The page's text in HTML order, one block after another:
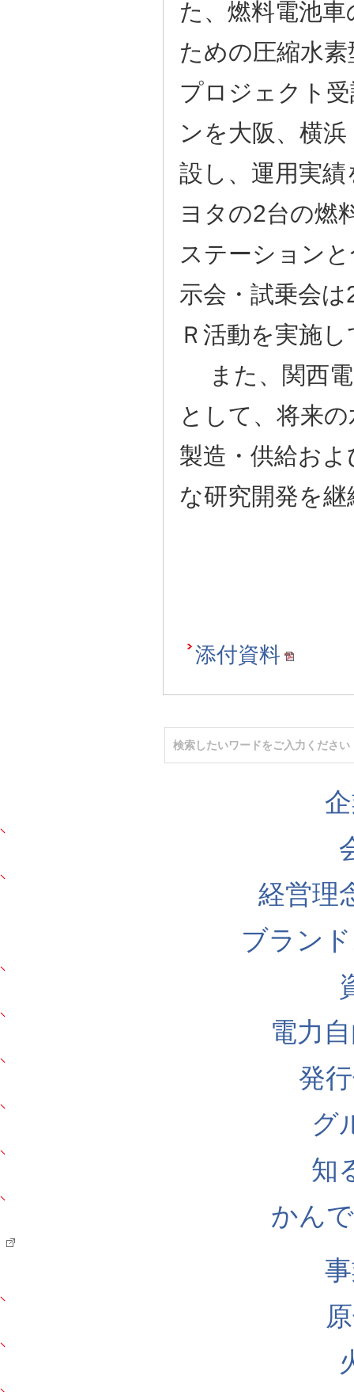
た、燃料電池
ための圧縮水
プロジェクト
ンを大阪、横
設し、運用実
ヨタの2台の燃
ステーション
示会・試乗会
Ｒ活動を実施
また、関西電
として、将来
製造・供給お
な研究開発を
添付資料
経営理
ブラン
電力
発
グ
知
かん